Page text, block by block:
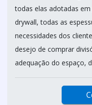
todas elas adotadas
drywall, todas as
necessidades dos
desejo de comprar
adequação do espaço,